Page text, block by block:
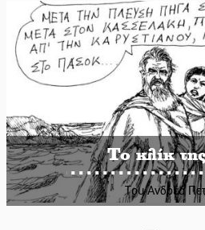
Το κλίκ
Του Ανδρέα